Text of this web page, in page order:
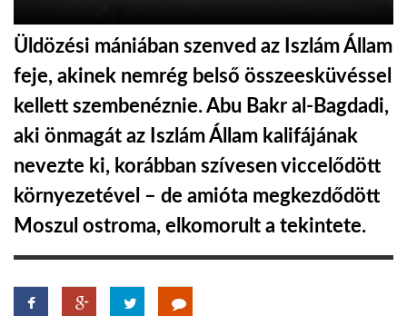
HÍR3D
TROPICALMAGAZIN
Üldözési mániában szenved az Iszlám Állam
feje, akinek nemrég belső összeesküvéssel
kellett szembenéznie. Abu Bakr al-Bagdadi,
aki önmagát az Iszlám Állam kalifájának
nevezte ki, korábban szívesen viccelődött
környezetével – de amióta megkezdődött
Moszul ostroma, elkomorult a tekintete.